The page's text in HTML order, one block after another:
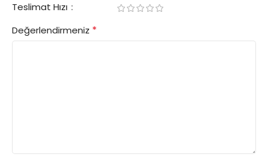
Teslimat Hızı
Değerlendirmeniz *